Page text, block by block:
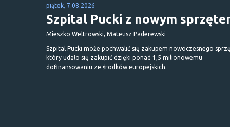
piątek, 7.08.2026
Szpital Pucki z nowym
Mieszko Weltrowski, Mateusz Paderewski
Szpital Pucki może pochwalić się zakupem nowoczesnego
który udało się zakupić dzięki ponad 1,5 milionowemu
dofinansowaniu ze środków europejskich.